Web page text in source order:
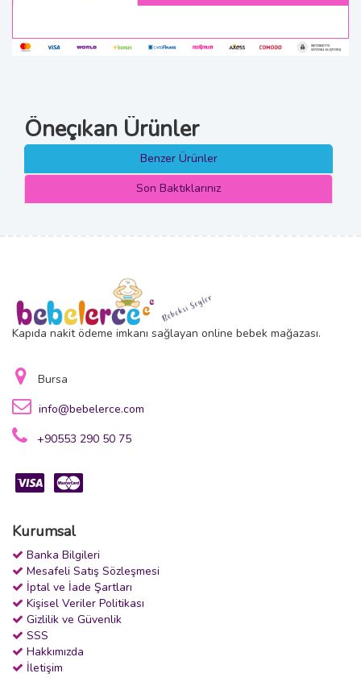
Öneçıkan Ürünler
Benzer Ürünler
Son Baktıklarınız
Kapıda nakit ödeme imkanı sağlayan online bebek mağazası.
Bursa
info@bebelerce.com
+90553 290 50 75
Kurumsal
Banka Bilgileri
Mesafeli Satış Sözleşmesi
İptal ve İade Şartları
Kişisel Veriler Politikası
Gizlilik ve Güvenlik
SSS
Hakkımızda
İletişim